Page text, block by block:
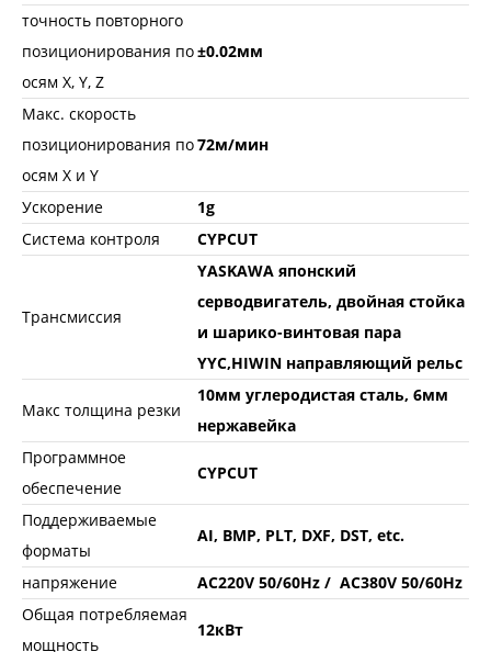
точность повторного
позиционирования по
осям X, Y, Z
±0.02мм
Макс. скорость
позиционирования по
осям X и Y
72м/мин
Ускорение
1g
Система контроля
CYPCUT
Трансмиссия
YASKAWA японский
серводвигатель, двойная стойка
и шарико-винтовая пара
YYC,HIWIN направляющий рельс
Макс толщина резки
10мм углеродистая сталь, 6мм
нержавейка
Программное
обеспечение
CYPCUT
Поддерживаемые
форматы
AI, BMP, PLT, DXF, DST, etc.
напряжение
AC220V 50/60Hz / AC380V 50/60Hz
Общая потребляемая
мощность
12кВт